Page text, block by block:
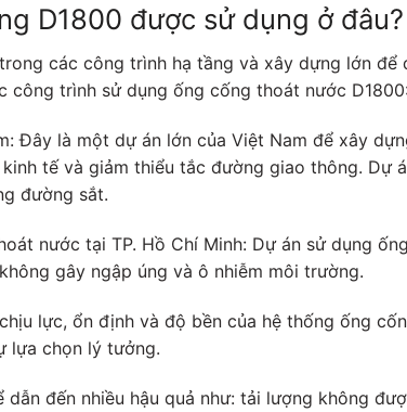
D1800 được sử dụng ở đâu?
các công trình hạ tầng và xây dựng lớn
công trình sử dụng ống cống thoát nước
Đây là một dự án lớn của Việt Nam để xây
tế và giảm thiểu tắc đường giao thông. Dự
đường sắt.
nước tại TP. Hồ Chí Minh: Dự án sử dụng
gây ngập úng và ô nhiễm môi trường.
lực, ổn định và độ bền của hệ thống ống
lựa chọn lý tưởng.
đến nhiều hậu quả như: tải lượng không